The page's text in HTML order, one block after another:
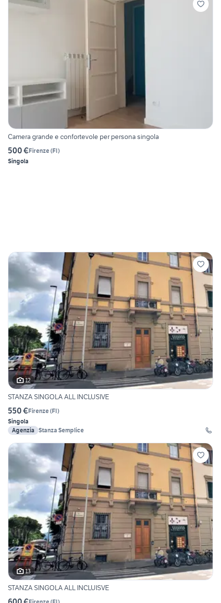
Camera grande e confortevole per persona singola
500 €Firenze(FI)
Singola
12
STANZA SINGOLA ALL INCLUSIVE
550 €Firenze(FI)
Singola
Agenzia Stanza Semplice
13
STANZA SINGOLA ALL INCLUISVE